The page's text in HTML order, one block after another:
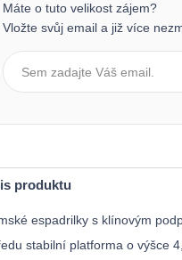
Máte o tuto velikost zájem?
Vložte svůj email a již více
produktu
espadrilky s klínovým
stabilní platforma o výšce